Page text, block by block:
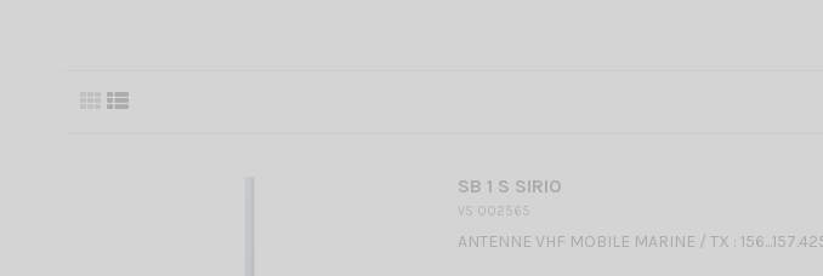
SB 1 S SIRIO
VS 002565
ANTENNE VHF MOBILE MARINE / TX :